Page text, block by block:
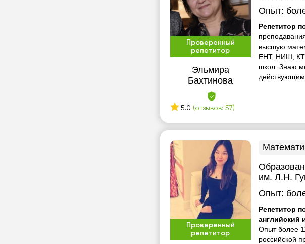
Проверенный
репетитор
Эльмира
Бахтинова
5.0 (отзывов: 57)
Опыт:
Репетитор
высшую
ЕНТ, НИШ,
школ. Знаю
действующим
Проверенный
репетитор
им. Л.Н.
Опыт:
Репетитор
английский
Опыт более
российской